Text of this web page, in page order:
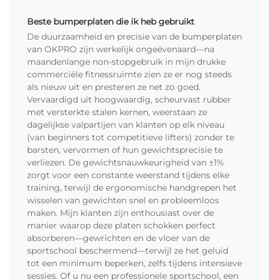
Beste bumperplaten die ik heb gebruikt
De duurzaamheid en precisie van de bumperplaten
van OKPRO zijn werkelijk ongeëvenaard—na
maandenlange non-stopgebruik in mijn drukke
commerciële fitnessruimte zien ze er nog steeds
als nieuw uit en presteren ze net zo goed.
Vervaardigd uit hoogwaardig, scheurvast rubber
met versterkte stalen kernen, weerstaan ze
dagelijkse valpartijen van klanten op elk niveau
(van beginners tot competitieve lifters) zonder te
barsten, vervormen of hun gewichtsprecisie te
verliezen. De gewichtsnauwkeurigheid van ±1%
zorgt voor een constante weerstand tijdens elke
training, terwijl de ergonomische handgrepen het
wisselen van gewichten snel en probleemloos
maken. Mijn klanten zijn enthousiast over de
manier waarop deze platen schokken perfect
absorberen—gewrichten en de vloer van de
sportschool beschermend—terwijl ze het geluid
tot een minimum beperken, zelfs tijdens intensieve
sessies. Of u nu een professionele sportschool, een